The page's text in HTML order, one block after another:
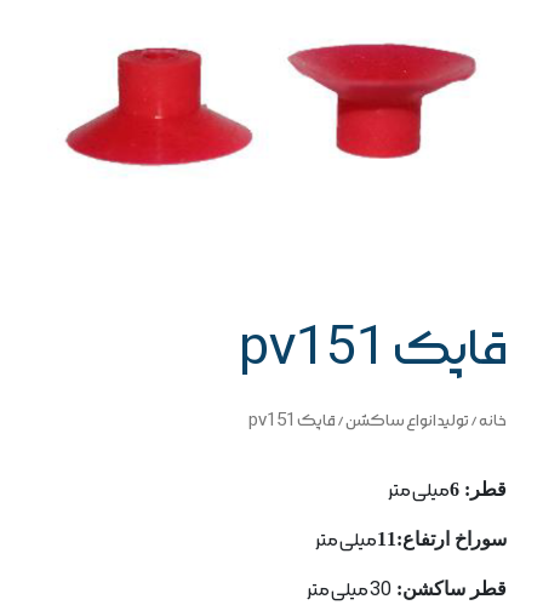
قاپک pv151
خانه/تولید انواع ساکشن/ قاپک pv151
قطر: 6 میلی متر
سوراخ ارتفاع:11 میلی متر
قطر ساكشن: 30 میلی متر